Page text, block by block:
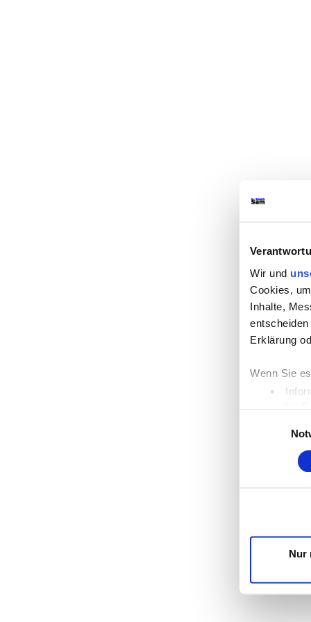
Wir und
Cookies,
Inhalte,
Erklärung
Wenn Sie
Wir
die Zugriffe
Dienste
Nur